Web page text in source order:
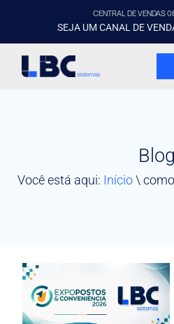
CENTRAL DE VENDAS
SEJA UM CANAL DE
Blog
Você está aqui: Início\